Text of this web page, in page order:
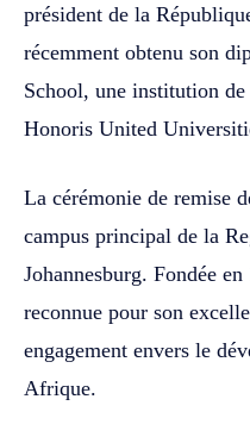
président de la
récemment obtenu son
School, une institution de
Honoris United
La cérémonie de remise
campus principal de la
Johannesburg. Fondée
reconnue pour son
engagement envers le
Afrique.